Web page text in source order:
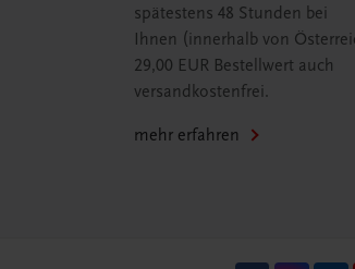
spätestens 48 Stunden bei
Ihnen (innerhalb von
29,00 EUR Bestellwert auch
versandkostenfrei.
mehr erfahren